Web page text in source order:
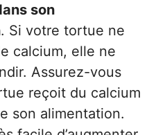
son
. Si votre tortue ne
calcium, elle ne
Assurez-vous
reçoit du calcium
son alimentation.